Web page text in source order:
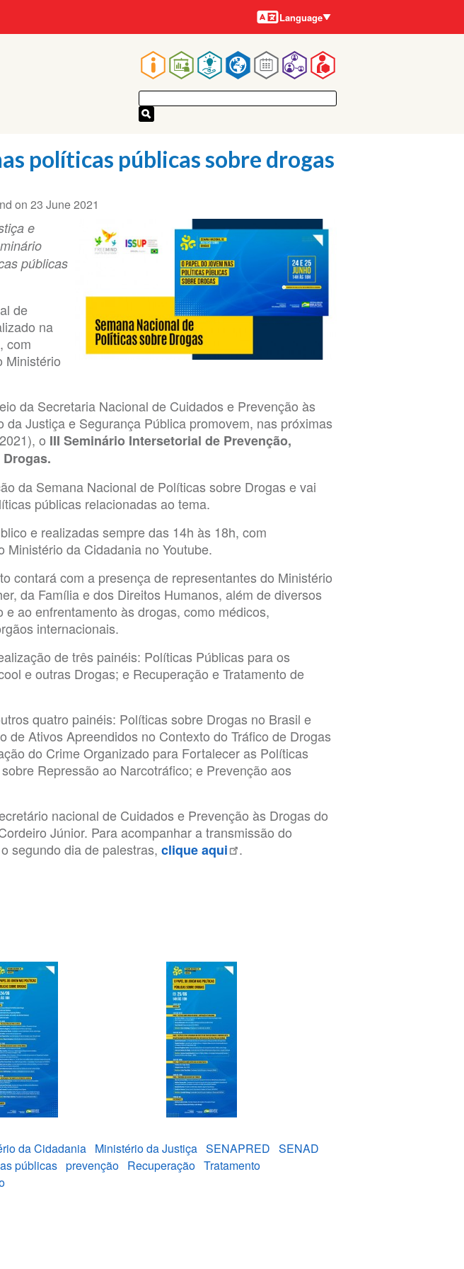
Main
navigation
Languages
Language
políticas públicas sobre drogas
on 23 June 2021
e
públicas
de
na
com
Ministério
da Secretaria Nacional de Cuidados e Prevenção às
da Justiça e Segurança Pública promovem, nas próximas
o III Seminário Intersetorial de Prevenção,
da Semana Nacional de Políticas sobre Drogas e vai
públicas relacionadas ao tema.
e realizadas sempre das 14h às 18h, com
da Cidadania no Youtube.
contará com a presença de representantes do Ministério
da Família e dos Direitos Humanos, além de diversos
ao enfrentamento às drogas, como médicos,
internacionais.
de três painéis: Políticas Públicas para os
e outras Drogas; e Recuperação e Tratamento de
quatro painéis: Políticas sobre Drogas no Brasil e
de Ativos Apreendidos no Contexto do Tráfico de Drogas
do Crime Organizado para Fortalecer as Políticas
Repressão ao Narcotráfico; e Prevenção aos
nacional de Cuidados e Prevenção às Drogas do
Júnior. Para acompanhar a transmissão do
segundo dia de palestras, clique aqui
.
da Cidadania Ministério da Justiça SENAPRED SENAD
públicas prevenção Recuperação Tratamento